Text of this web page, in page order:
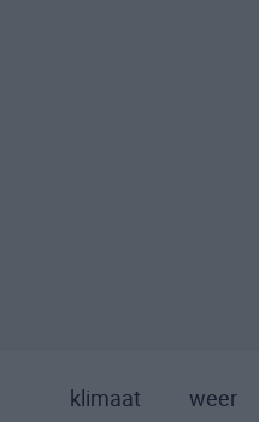
klimaat weer